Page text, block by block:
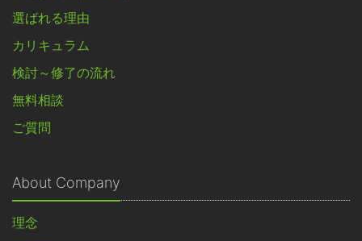
選ばれる理由
カリキュラム
検討～修了の流れ
無料相談
ご質問
About Company
理念